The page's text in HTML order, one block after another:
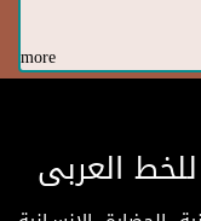
more
العربى